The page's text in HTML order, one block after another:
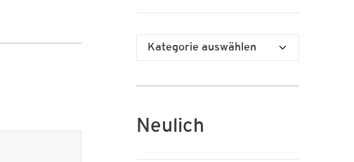
Kategorien
Neulich